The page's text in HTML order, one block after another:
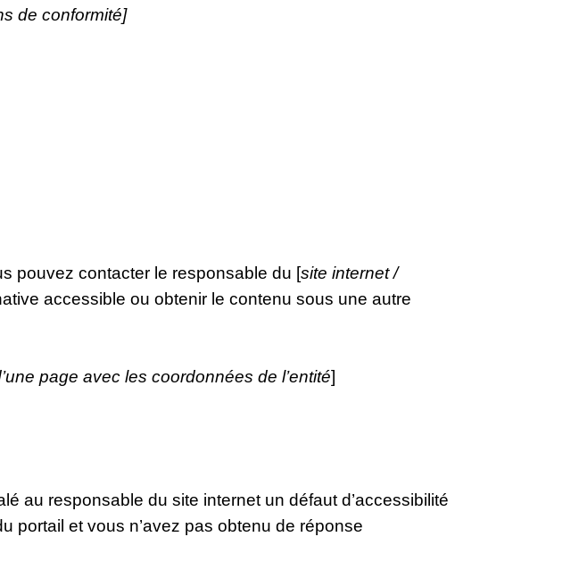
de conformité]
pouvez contacter le responsable du [site internet /
accessible ou obtenir le contenu sous une autre
page avec les coordonnées de l’entité]
au responsable du site internet un défaut d’accessibilité
portail et vous n’avez pas obtenu de réponse